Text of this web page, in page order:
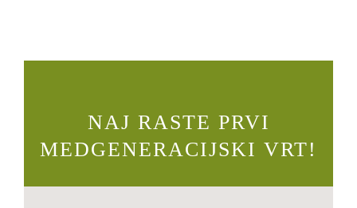
NAJ RASTE PRVI
MEDGENERACIJSKI VRT!